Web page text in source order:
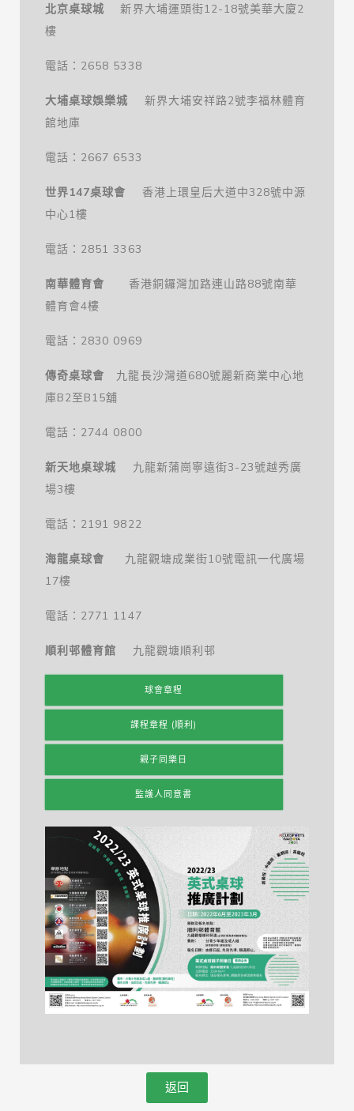
北京桌球城 新界大埔運頭街12-18號美華大廈2
樓
電話：2658 5338
大埔桌球娛樂城 新界大埔安祥路2號李福林體育
館地庫
電話：2667 6533
世界147桌球會 香港上環皇后大道中328號中源
中心1樓
電話：2851 3363
南華體育會
香港銅鑼灣加路連山路88號南華
體育會4樓
電話：2830 0969
傳奇桌球會
九龍長沙灣道680號麗新商業中心地
庫B2至B15舖
電話：2744 0800
新天地桌球城
九龍新蒲崗寧遠街3-23號越秀廣
場3樓
電話：2191 9822
海龍桌球會 九龍觀塘成業街10號電訊一代廣場
17樓
電話：2771 1147
順利邨體育館 九龍觀塘順利邨
球會章程
課程章程 (順利)
親子同樂日
監護人同意書
返回